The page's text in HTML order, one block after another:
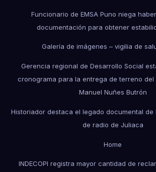
Funcionario de EMSA Puno niega
documentación para obtener
Galería de imágenes – vigilia de
Gerencia regional de Desarrollo Social
cronograma para la entrega de terreno del
Manuel Nuñes Butrón
Historiador destaca el legado documental de
de radio de Juliaca
Home
INDECOPI registra mayor cantidad de